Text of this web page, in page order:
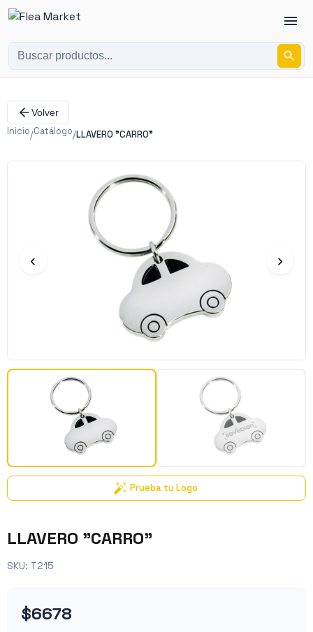
Volver
Inicio/Catálogo/LLAVERO "CARRO"
‹ ›
Prueba tu Logo
LLAVERO "CARRO"
SKU: T215
$6678